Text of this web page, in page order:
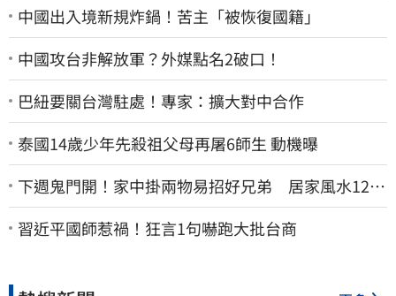
中國出入境新規炸鍋！苦主「被恢復國籍」
中國攻台非解放軍？外媒點名2破口！
巴紐要關台灣駐處！專家：擴大對中合作
泰國14歲少年先殺祖父母再屠6師生 動機曝
下週鬼門開！家中掛兩物易招好兄弟 居家風水12禁
忌快檢查
習近平國師惹禍！狂言1句嚇跑大批台商